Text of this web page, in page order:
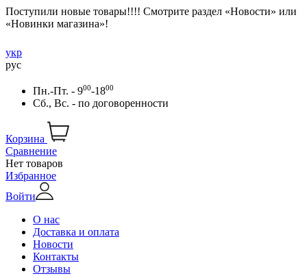
Поступили новые товары!!!! Смотрите раздел «Новости» или
«Новинки магазина»!
укр
рус
Пн.-Пт. - 900-1800
Сб., Вс. - по договоренности
Корзина
Сравнение
Нет товаров
Избранное
Войти
О нас
Доставка и оплата
Новости
Контакты
Отзывы